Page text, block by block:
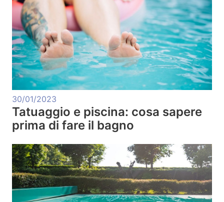
30/01/2023
Tatuaggio e piscina: cosa sapere
prima di fare il bagno